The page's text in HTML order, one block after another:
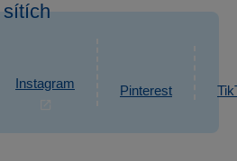
údajů
zprávu
Instagram Pinterest